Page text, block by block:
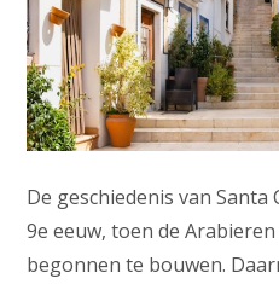
De geschiedenis van
9e eeuw, toen de
begonnen te bouwen.